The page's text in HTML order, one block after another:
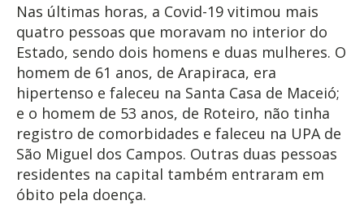
Nas últimas horas, a Covid-19 vitimou mais
quatro pessoas que moravam no interior do
Estado, sendo dois homens e duas mulheres. O
homem de 61 anos, de Arapiraca, era
hipertenso e faleceu na Santa Casa de Maceió;
e o homem de 53 anos, de Roteiro, não tinha
registro de comorbidades e faleceu na UPA de
São Miguel dos Campos. Outras duas pessoas
residentes na capital também entraram em
óbito pela doença.